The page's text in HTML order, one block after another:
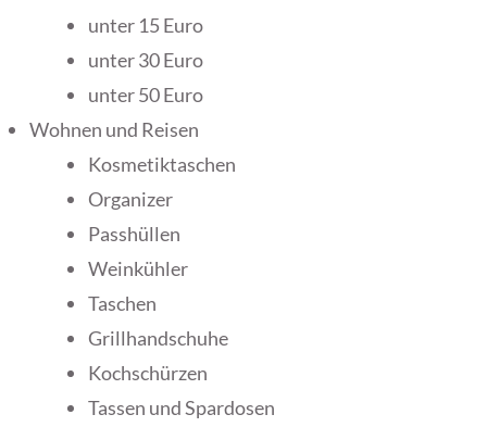
unter 15 Euro
unter 30 Euro
unter 50 Euro
Wohnen und Reisen
Kosmetiktaschen
Organizer
Passhüllen
Weinkühler
Taschen
Grillhandschuhe
Kochschürzen
Tassen und Spardosen